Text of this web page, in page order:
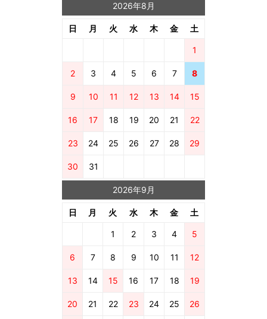
2026年8月
日 月 火 水 木 金 土
1
2 3 4 5 6 7 8
9 10 11 12 13 14 15
16 17 18 19 20 21 22
23 24 25 26 27 28 29
30 31
2026年9月
日 月 火 水 木 金 土
1 2 3 4 5
6 7 8 9 10 11 12
13 14 15 16 17 18 19
20 21 22 23 24 25 26